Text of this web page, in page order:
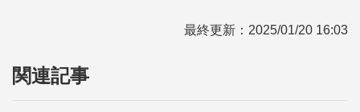
最終更新： 2025/01/20 16:03
関連記事